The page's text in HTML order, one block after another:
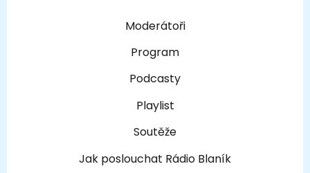
Moderátoři
Program
Podcasty
Playlist
Soutěže
Jak poslouchat Rádio Blaník